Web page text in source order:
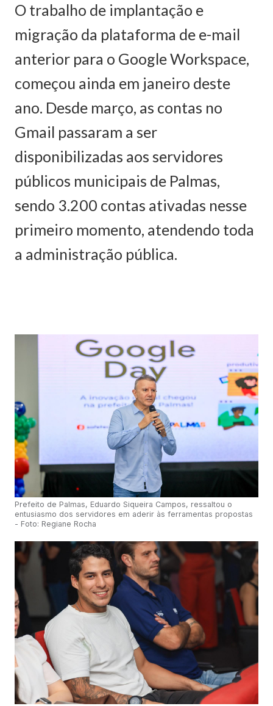
O trabalho de implantação e
migração da plataforma de e-mail
anterior para o Google Workspace,
começou ainda em janeiro deste
ano. Desde março, as contas no
Gmail passaram a ser
disponibilizadas aos servidores
públicos municipais de Palmas,
sendo 3.200 contas ativadas nesse
primeiro momento, atendendo toda
a administração pública.
Prefeito de Palmas, Eduardo Siqueira Campos, ressaltou o
entusiasmo dos servidores em aderir às ferramentas propostas
- Foto: Regiane Rocha